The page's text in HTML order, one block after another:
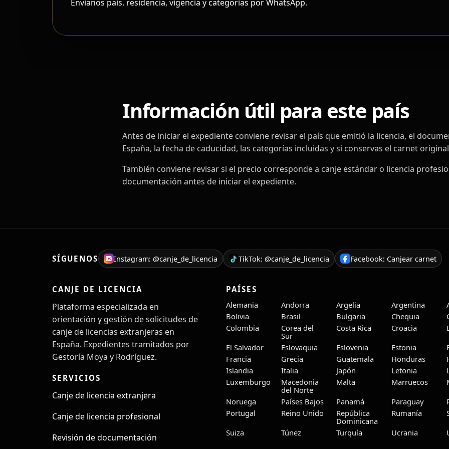
Envíanos país, residencia, vigencia y categorías por WhatsApp.
Información útil para este país
Antes de iniciar el expediente conviene revisar el país que emitió la licencia, el
España, la fecha de caducidad, las categorías incluidas y si conservas el carnet
También conviene revisar si el precio corresponde a canje estándar o licencia
documentación antes de iniciar el expediente.
SÍGUENOS Instagram: @canje_de_licencia TikTok: @canje_de_licencia Facebook: Canjear carnet
CANJE DE LICENCIA
Plataforma especializada en
orientación y gestión de solicitudes de
canje de licencias extranjeras en
España. Expedientes tramitados por
Gestoría Moya y Rodríguez.
SERVICIOS
Canje de licencia extranjera
Canje de licencia profesional
Revisión de documentación
PAÍSES
Alemania
Andorra Argelia Argentina
Bolivia
Brasil Bulgaria Chequia
Colombia
Corea del
Sur
Costa Rica Croacia
El Salvador
Eslovaquia Eslovenia Estonia
Francia
Grecia Guatemala Honduras
Islandia
Italia Japón Letonia
Luxemburgo
Macedonia
del Norte
Malta Marruecos
Noruega
Países Bajos Panamá Paraguay
Portugal
Reino Unido
República
Dominicana
Rumanía
Suiza
Túnez Turquía Ucrania